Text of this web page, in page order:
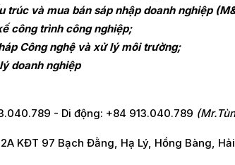
trúc và mua bán sáp nhập doanh nghiệp
công trình công nghiệp;
Công nghệ và xử lý môi trường;
doanh nghiệp
- Di động: +84 913.040.789
KĐT 97 Bạch Đằng, Hạ Lý, Hồng Bàng,